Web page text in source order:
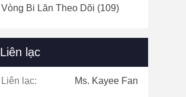
Vòng Bi Lăn Theo Dõi (109)
Liên lạc
Liên lạc: Ms. Kayee Fan